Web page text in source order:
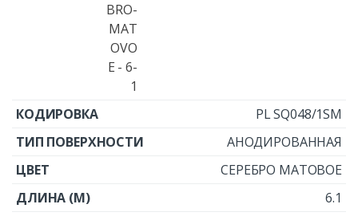
PL SQ048/1SM
АНОДИРОВАННАЯ
СЕРЕБРО МАТОВОЕ
6.1